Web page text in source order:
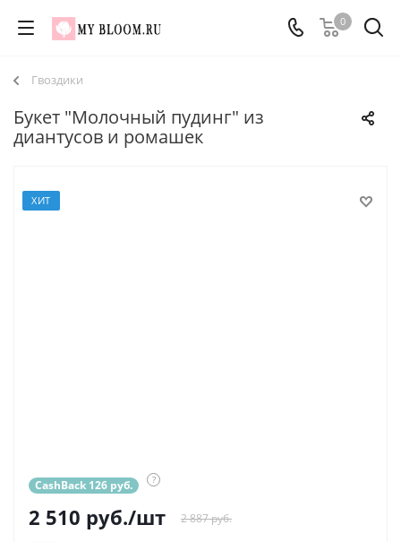
0
Гвоздики
Букет "Молочный пудинг" из
диантусов и ромашек
ХИТ
CashBack 126 руб. ?
2 510 руб./шт 2 887 руб.